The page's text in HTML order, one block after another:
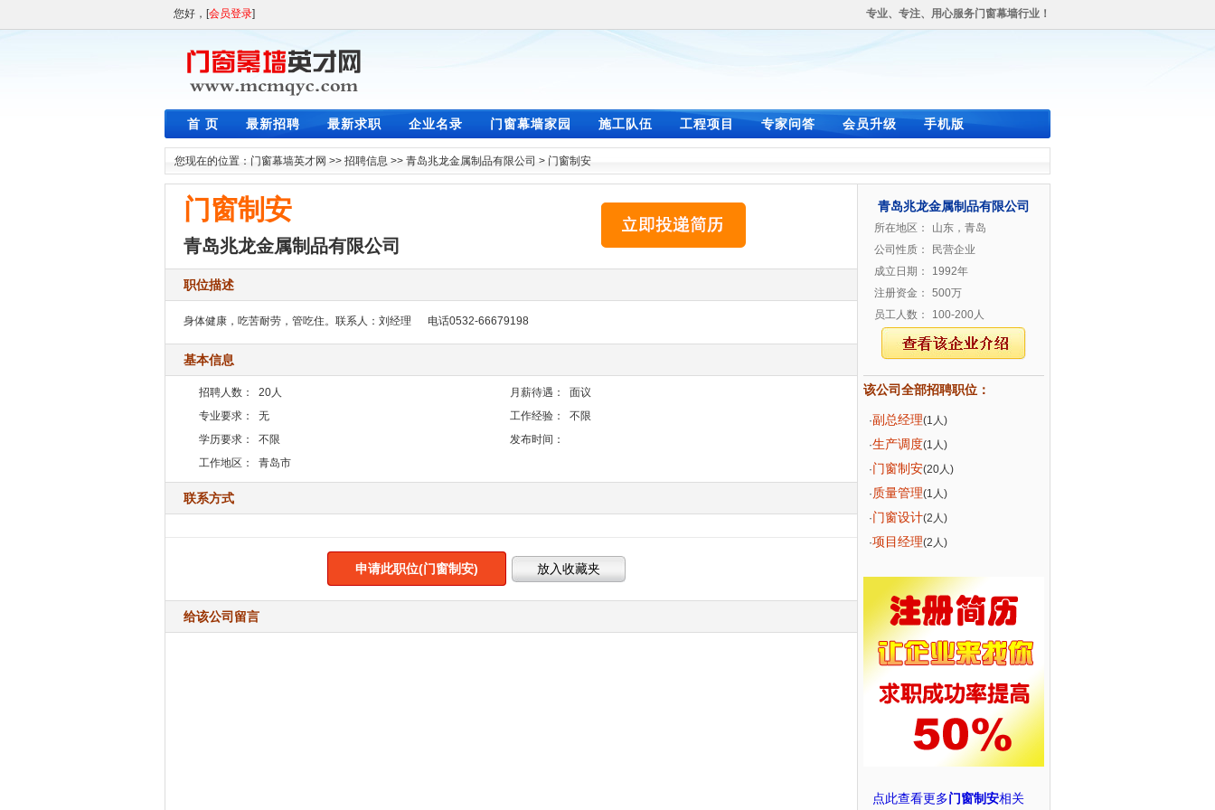
您好，[会员登录] 专业、专注、用心服务门窗幕墙行业！
首 页 最新招聘 最新求职 企业名录 门窗幕墙家园 施工队伍 工程项目 专家问答 会员升级 手机版
您现在的位置： 门窗幕墙英才网 >> 招聘信息 >> 青岛兆龙金属制品有限公司 > 门窗制安
门窗制安
青岛兆龙金属制品有限公司
职位描述
身体健康，吃苦耐劳，管吃住。联系人：刘经理 电话0532-66679198
基本信息
招聘人数： 20人 月薪待遇：
面议
专业要求：
无 工作经验：
不限
学历要求：
不限
发布时间：
工作地区：
青岛市
联系方式
申请此职位(门窗制安)
给该公司留言
青岛兆龙金属制品有限公司
所在地区：
山东，青岛
公司性质：
民营企业
成立日期：
1992年
注册资金：
500万
员工人数：
100-200人
该公司全部招聘职位：
·副总经理(1人)
·生产调度(1人)
·门窗制安(20人)
· 质量管理(1人)
·门窗设计(2人)
·项目经理(2人)
点此查看更多门窗制安相关